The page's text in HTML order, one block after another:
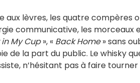
aux lèvres, les quatre
communicative, les morceaux
My Cup», « Back Home» sans
de la part du public. Le whisky
n’hésitant pas à faire